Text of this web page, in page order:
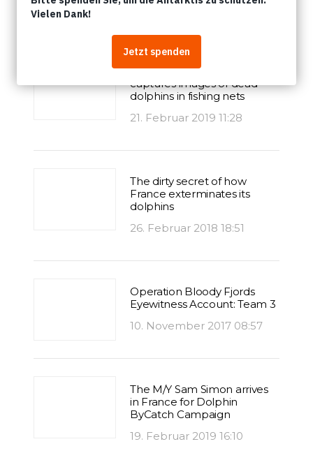
Artikel
The M/Y Sam Simon
captures images of dead
dolphins in fishing nets
21. Februar 2019 11:28
The dirty secret of how
France exterminates its
dolphins
26. Februar 2018 18:51
Operation Bloody Fjords
Eyewitness Account: Team 3
10. November 2017 08:57
The M/Y Sam Simon arrives
in France for Dolphin
ByCatch Campaign
19. Februar 2019 16:10